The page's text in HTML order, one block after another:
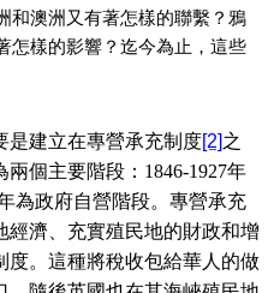
和澳洲又有著怎樣的聯繫？鴉
怎樣的影響？迄今為止，這些
是建立在專營承充制度[2]之
兩個主要階段： 1846-1927年
為政府自營階段。專營承充
濟、充實殖民地的財政和增
度。這種將稅收包給華人的做